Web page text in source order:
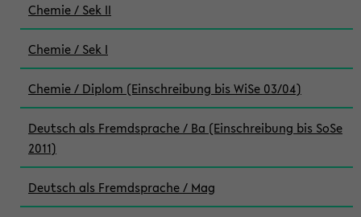
Chemie / Sek II
Chemie / Sek I
Chemie / Diplom (Einschreibung bis WiSe 03/04)
Deutsch als Fremdsprache / Ba (Einschreibung bis SoSe
2011)
Deutsch als Fremdsprache / Mag